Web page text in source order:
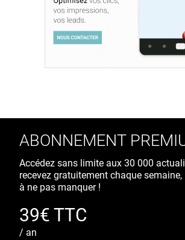
ABONNEMENT
Accédez sans limite aux 30 000
recevez gratuitement chaque
à ne pas manquer !
39€ TTC
/ an